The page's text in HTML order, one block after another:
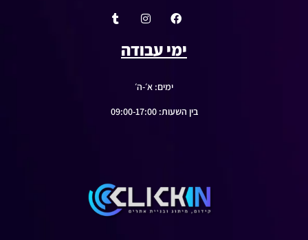
ימי עבודה
ימים: א׳-ה׳
בין השעות: 09:00-17:00